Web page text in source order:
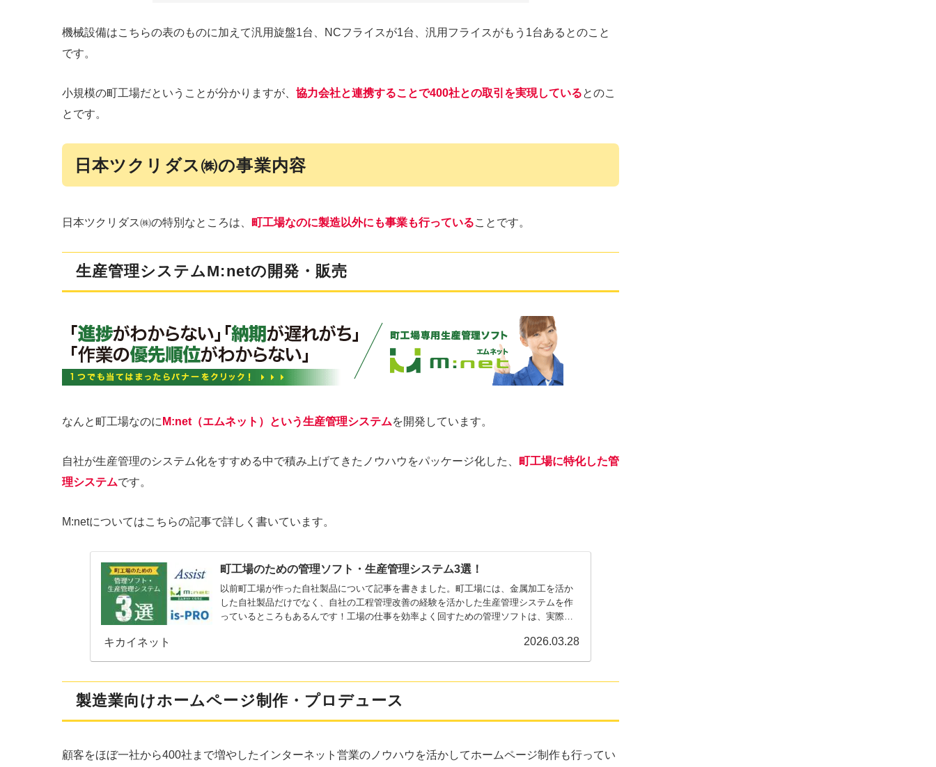
機械設備はこちらの表のものに加えて汎用旋盤1台、NCフライスが1台、汎用フライスがもう1台あるとのこと
です。
小規模の町工場だということが分かりますが、 協力会社と連携することで400社との取引を実現しているとのこ
とです。
日本ツクリダス㈱の事業内容
日本ツクリダス㈱の特別なところは、 町工場なのに製造以外にも事業も行っていることです。
生産管理システムM:netの開発・販売
なんと町工場なのに M:net（エムネット）という生産管理システムを開発しています。
自社が生産管理のシステム化をすすめる中で積み上げてきたノウハウをパッケージ化した、 町工場に特化した管
理システムです。
M:netについてはこちらの記事で詳しく書いています。
町工場のための管理ソフト・生産管理システム3選！
以前町工場が作った自社製品について記事を書きました。町工場には、金属加工を活か
した自社製品だけでなく、自社の工程管理改善の経験を活かした生産管理システムを作
っているところもあるんです！工場の仕事を効率よく回すための管理ソフトは、実際に
キカイネット 2026.03.28
製造業向けホームページ制作・プロデュース
顧客をほぼ一社から400社まで増やしたインターネット営業のノウハウを活かしてホームページ制作も行ってい